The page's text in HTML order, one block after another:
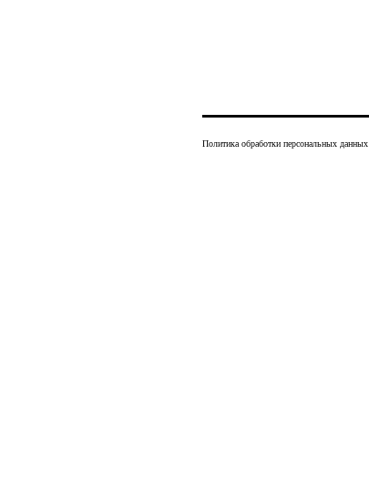
Политика обработки персональных данных